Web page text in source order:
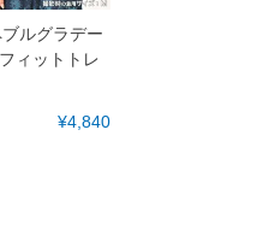
ルグラデー
ィットトレ
¥4,840